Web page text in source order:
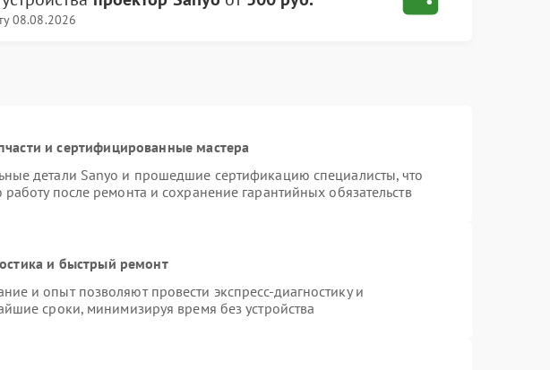
08.08.2026
и сертифицированные мастера
детали Sanyo и прошедшие сертификацию специалисты, что
работу после ремонта и сохранение гарантийных обязательств
и быстрый ремонт
и опыт позволяют провести экспресс-диагностику и
сроки, минимизируя время без устройства